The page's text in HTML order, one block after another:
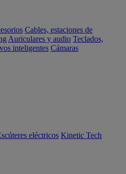
Cables, estaciones de
Auriculares y audio Teclados,
inteligentes Cámaras
eléctricos Kinetic Tech